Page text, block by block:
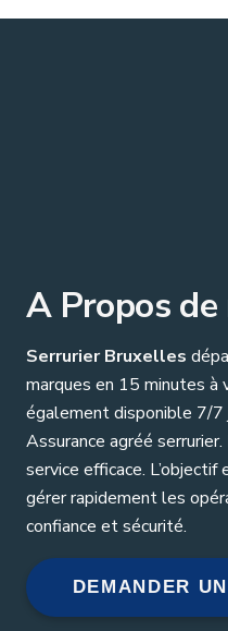
A Propos de
Serrurier Bruxelles
marques en 15 minutes
également disponible 7/
Assurance agréé
service efficace.
gérer rapidement les
confiance et sécurité.
DEMANDER